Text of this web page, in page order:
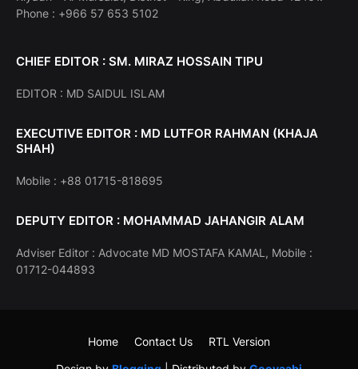
Phone : +966 57 653 5102
CHIEF EDITOR : SM. MIRAZ HOSSAIN TIPU
EDITOR : MD SAIDUL ISLAM
EXECUTIVE EDITOR : MD LUTFOR RAHMAN (KHAJA
SHAH)
Mobile : +88 01715-818695
DEPUTY EDITOR : MOHAMMAD JAHANGIR ALAM
Adviser Editor : Advocate MD MOSTAFA KAMAL, Mobile :
01712-044893
Home Contact Us RTL Version